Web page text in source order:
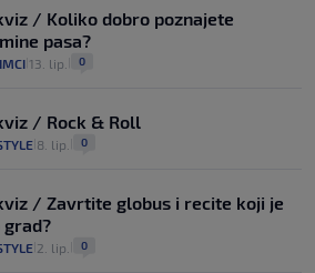
/ Koliko dobro poznajete
pasa?
13. lip. 0
/ Rock & Roll
8. lip. 0
/ Zavrtite globus i recite koji je
grad?
2. lip. 0